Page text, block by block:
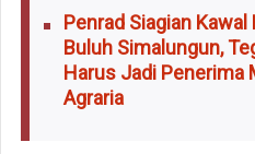
Penrad Siagian
Buluh Simalungun,
Harus Jadi Penerima
Agraria